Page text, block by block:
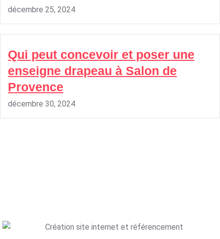
décembre 25, 2024
Qui peut concevoir et poser une
enseigne drapeau à Salon de
Provence
décembre 30, 2024